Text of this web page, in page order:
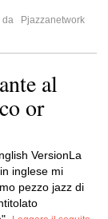
da
Pjazzanetwork
al
or
VersionLa
inglese mi
pezzo jazz di